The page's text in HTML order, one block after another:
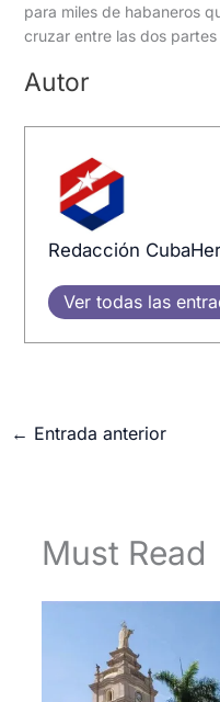
para miles de habaneros
cruzar entre las dos
Autor
Redacción
Ver todas las
← Entrada anterior
Must Read